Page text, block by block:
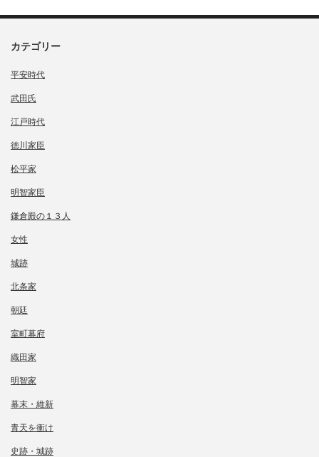
カテゴリー
平安時代
武田氏
江戸時代
徳川家臣
松平家
明智家臣
鎌倉殿の１３人
女性
城跡
北条家
朝廷
室町幕府
織田家
明智家
幕末・維新
青天を衝け
史跡・城跡